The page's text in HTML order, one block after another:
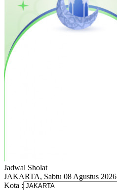
Jadwal Sholat
JAKARTA, Sabtu 08 Agustus 2026
Kota :